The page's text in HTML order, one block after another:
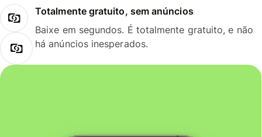
Totalmente gratuito, sem anúncios
Baixe em segundos. É totalmente gratuito, e não
há anúncios inesperados.